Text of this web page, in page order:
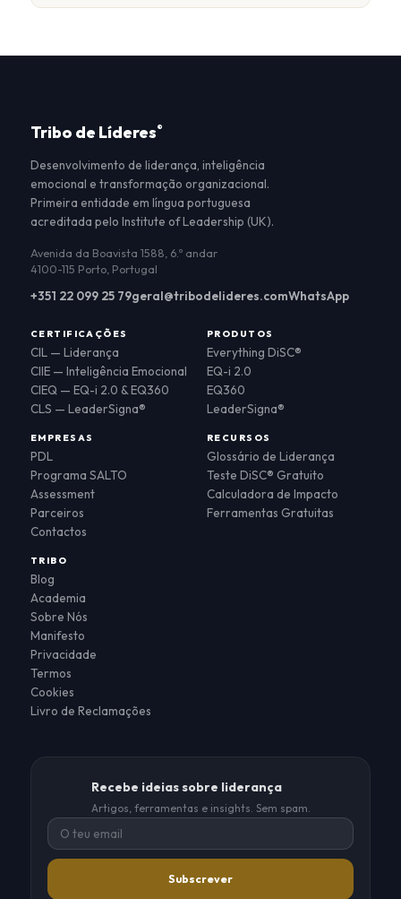
Tribo de Líderes®
Desenvolvimento de liderança, inteligência
emocional e transformação organizacional.
Primeira entidade em língua portuguesa
acreditada pelo Institute of Leadership (UK).
Avenida da Boavista 1588, 6.º andar
4100-115 Porto, Portugal
+351 22 099 25 79geral@tribodelideres.comWhatsApp
CERTIFICAÇÕES
CIL — Liderança
CIIE — Inteligência Emocional
CIEQ — EQ-i 2.0 & EQ360
CLS — LeaderSigna®
PRODUTOS
Everything DiSC®
EQ-i 2.0
EQ360
LeaderSigna®
EMPRESAS
PDL
Programa SALTO
Assessment
Parceiros
Contactos
RECURSOS
Glossário de Liderança
Teste DiSC® Gratuito
Calculadora de Impacto
Ferramentas Gratuitas
TRIBO
Blog
Academia
Sobre Nós
Manifesto
Privacidade
Termos
Cookies
Livro de Reclamações
Recebe ideias sobre liderança
Artigos, ferramentas e insights. Sem spam.
Subscrever